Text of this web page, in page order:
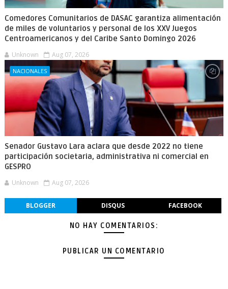
Comedores Comunitarios de DASAC garantiza alimentación
de miles de voluntarios y personal de los XXV Juegos
Centroamericanos y del Caribe Santo Domingo 2026
Unknown Aug 07, 2026
NACIONALES
Senador Gustavo Lara aclara que desde 2022 no tiene
participación societaria, administrativa ni comercial en
GESPRO
Unknown Aug 07, 2026
BLOGGER DISQUS FACEBOOK
NO HAY COMENTARIOS:
PUBLICAR UN COMENTARIO